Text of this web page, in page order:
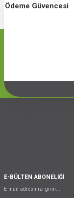
Ödeme Güvencesi
E-BÜLTEN ABONELİĞİ